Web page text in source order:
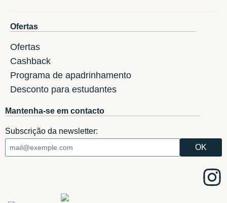
Ofertas
Ofertas
Cashback
Programa de apadrinhamento
Desconto para estudantes
Mantenha-se em contacto
Subscrição da newsletter: